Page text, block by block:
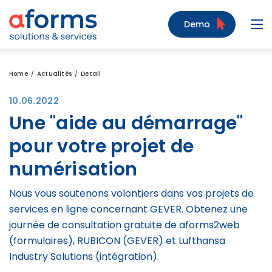
Zum Inhalt
Zum Menü
Zur Suche
Demo
Home Actualités Detail
10.06.2022
Une "aide au démarrage"
pour votre projet de
numérisation
Nous vous soutenons volontiers dans vos projets de
services en ligne concernant GEVER. Obtenez une
journée de consultation gratuite de aforms2web
(formulaires), RUBICON (GEVER) et Lufthansa
Industry Solutions (intégration).